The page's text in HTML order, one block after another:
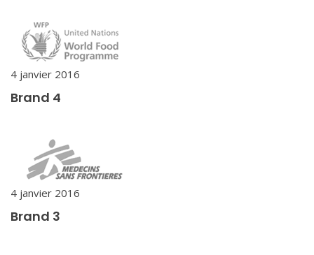
4 janvier 2016
Brand 4
4 janvier 2016
Brand 3